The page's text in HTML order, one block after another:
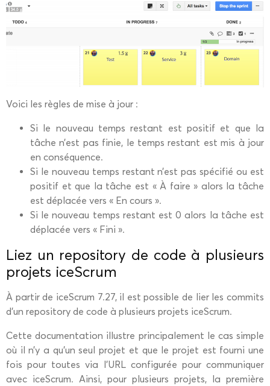
Voici les règles de mise à jour :
Si le nouveau temps restant est positif et que la
tâche n’est pas finie, le temps restant est mis à jour
en conséquence.
Si le nouveau temps restant n’est pas spécifié ou est
positif et que la tâche est « À faire » alors la tâche
est déplacée vers « En cours ».
Si le nouveau temps restant est 0 alors la tâche est
déplacée vers « Fini ».
Liez un repository de code à plusieurs
projets iceScrum
À partir de iceScrum 7.27, il est possible de lier les commits
d’un repository de code à plusieurs projets iceScrum.
Cette documentation illustre principalement le cas simple
où il n’y a qu’un seul projet et que le projet est fourni une
fois pour toutes via l’URL configurée pour communiquer
avec iceScrum. Ainsi, pour plusieurs projets, la première